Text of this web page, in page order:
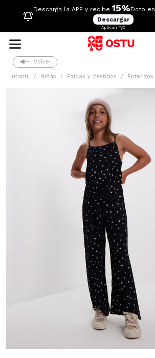
Descarga la APP y recibe 15%Dcto
Descargar
Aplican TyC
Volver
Infantil Niñas Faldas y Vestidos Enterizos